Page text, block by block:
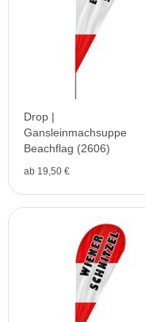
Drop |
Gansleinmachsuppe
Beachflag (2606)
ab 19,50 €